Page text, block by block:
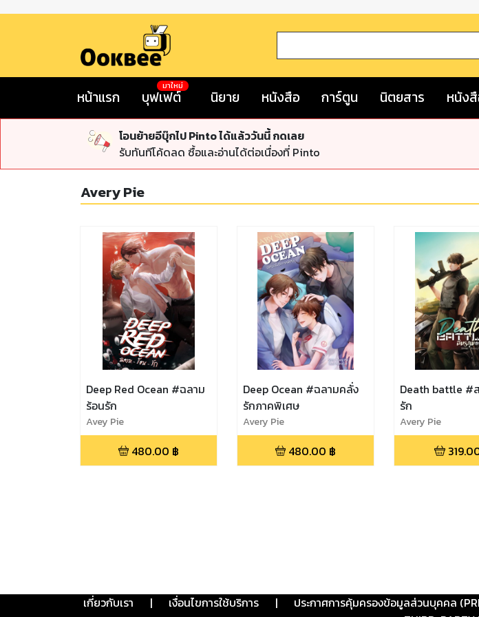
หน้าแรก บุฟเฟต์
มาใหม่
นิยาย หนังสือ การ์ตูน นิตยสาร หนัง
โอนย้ายอีบุ๊กไป Pinto ได้แล้ววันนี้ กดเลย
รับทันทีโค้ดลด ซื้อและอ่านได้ต่อเนื่องที่ Pinto
Avery Pie
Deep Red Ocean #ฉลาม
ร้อนรัก
Avey Pie
480.00 ฿
Deep Ocean #ฉลามคลั่ง
รักภาคพิเศษ
Avery Pie
480.00 ฿
Death battle #
รัก
Avery Pie
เกี่ยวกับเรา | เงื่อนไขการใช้บริการ | ประกาศการคุ้มครองข้อมูลส่วนบุคคล